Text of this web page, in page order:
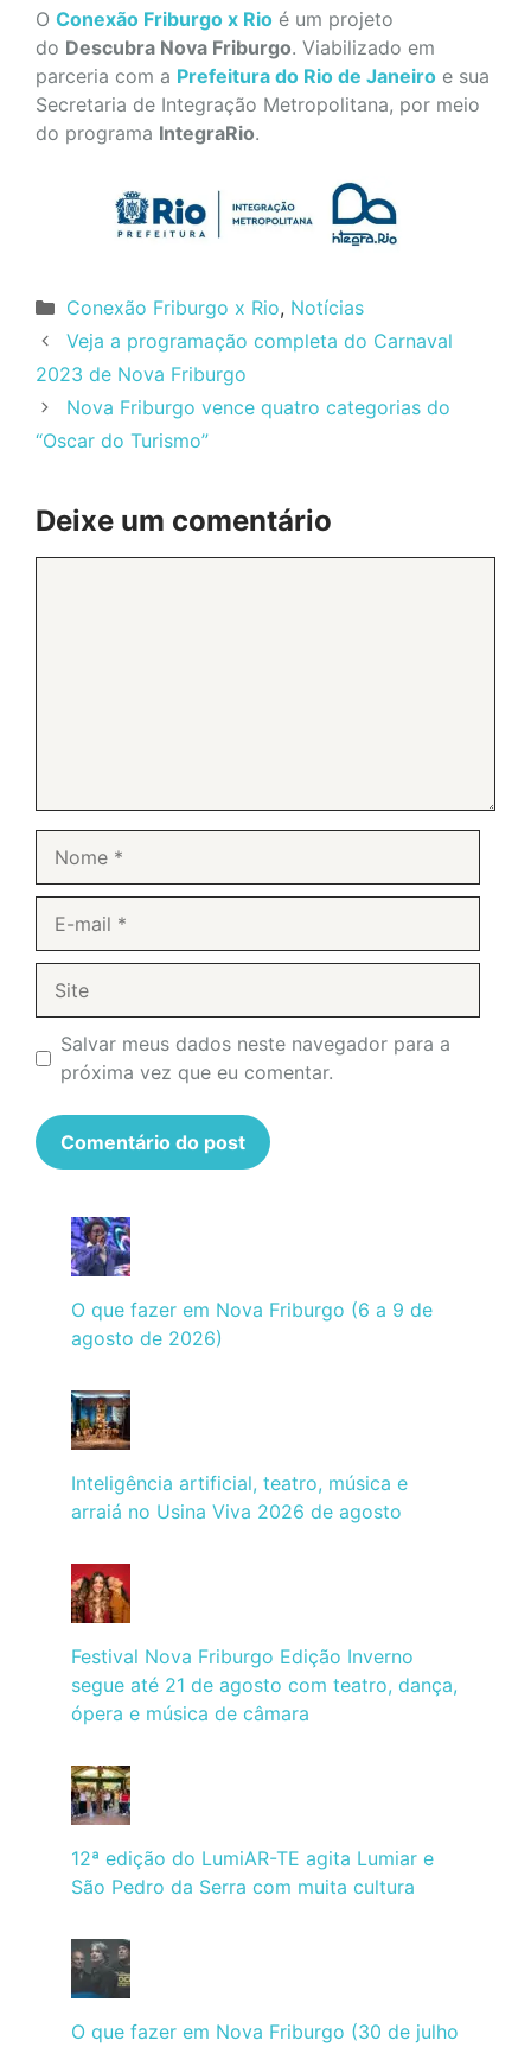
O Conexão Friburgo x Rio é um projeto
do Descubra Nova Friburgo. Viabilizado em
parceria com a Prefeitura do Rio de Janeiro e sua
Secretaria de Integração Metropolitana, por meio
do programa IntegraRio.
Categorias
Conexão Friburgo x Rio, Notícias
Veja a programação completa do Carnaval
2023 de Nova Friburgo
Nova Friburgo vence quatro categorias do
“Oscar do Turismo”
Deixe um comentário
mail
Salvar meus dados neste navegador para a
próxima vez que eu comentar.
O que fazer em Nova Friburgo (6 a 9 de
agosto de 2026)
Inteligência artificial, teatro, música e
arraiá no Usina Viva 2026 de agosto
Festival Nova Friburgo Edição Inverno
segue até 21 de agosto com teatro, dança,
ópera e música de câmara
12ª edição do LumiAR-TE agita Lumiar e
São Pedro da Serra com muita cultura
O que fazer em Nova Friburgo (30 de julho